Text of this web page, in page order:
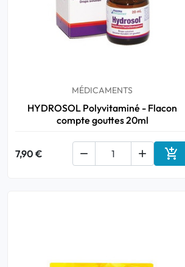
MÉDICAMENTS
HYDROSOL Polyvitaminé - Flacon
compte gouttes 20ml
7,90 €   